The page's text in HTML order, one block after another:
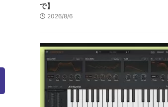
で】
2026/8/6